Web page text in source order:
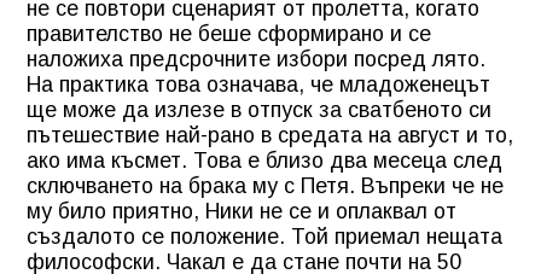
не се повтори сценарият от пролетта, когато
правителство не беше сформирано и се
наложиха предсрочните избори посред лято.
На практика това означава, че младоженецът
ще може да излезе в отпуск за сватбеното си
пътешествие най-рано в средата на август и то,
ако има късмет. Това е близо два месеца след
сключването на брака му с Петя. Въпреки че не
му било приятно, Ники не се и оплаквал от
създалото се положение. Той приемал нещата
философски. Чакал е да стане почти на 50